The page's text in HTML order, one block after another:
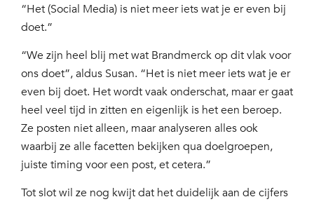
“Het (Social Media) is niet meer iets wat je er even bij
doet.”
“We zijn heel blij met wat Brandmerck op dit vlak voor
ons doet”, aldus Susan. “Het is niet meer iets wat je er
even bij doet. Het wordt vaak onderschat, maar er gaat
heel veel tijd in zitten en eigenlijk is het een beroep.
Ze posten niet alleen, maar analyseren alles ook
waarbij ze alle facetten bekijken qua doelgroepen,
juiste timing voor een post, et cetera.”
Tot slot wil ze nog kwijt dat het duidelijk aan de cijfers